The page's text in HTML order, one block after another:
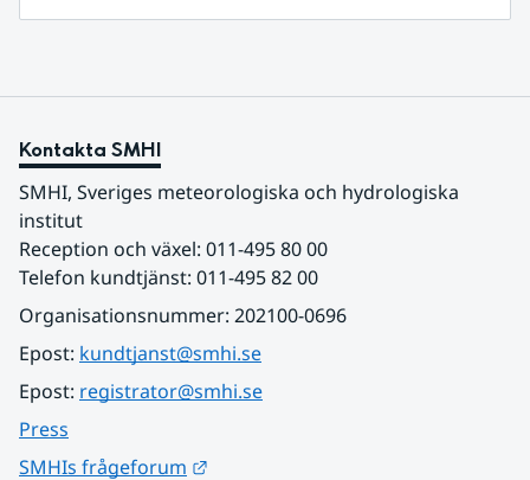
Kontakta SMHI
SMHI, Sveriges meteorologiska och hydrologiska
institut
Reception och växel: 011-495 80 00
Telefon kundtjänst: 011-495 82 00
Organisationsnummer: 202100-0696
Epost: kundtjanst@smhi.se
Epost: registrator@smhi.se
Press
SMHIs frågeforum